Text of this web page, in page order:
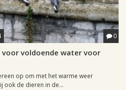
0
voldoende water voor
op om met het warme weer
ook de dieren in de...